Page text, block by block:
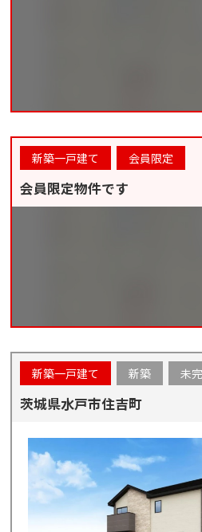
新築一戸建て 会員限定
会員限定物件です
新築一戸建て 新築 未
茨城県水戸市住吉町